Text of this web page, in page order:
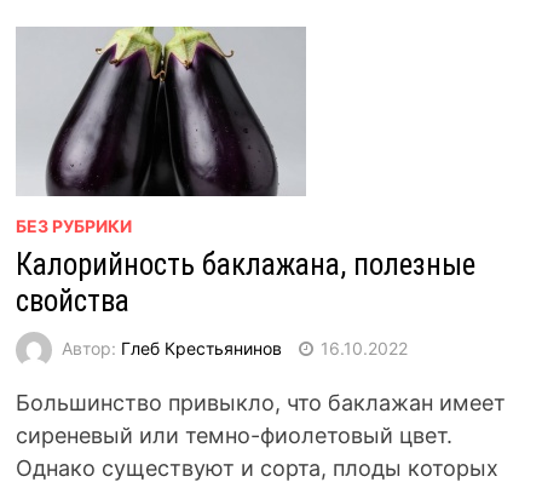
БЕЗ РУБРИКИ
Калорийность баклажана, полезные
свойства
Автор: Глеб Крестьянинов 16.10.2022
Большинство привыкло, что баклажан имеет
сиреневый или темно-фиолетовый цвет.
Однако существуют и сорта, плоды которых